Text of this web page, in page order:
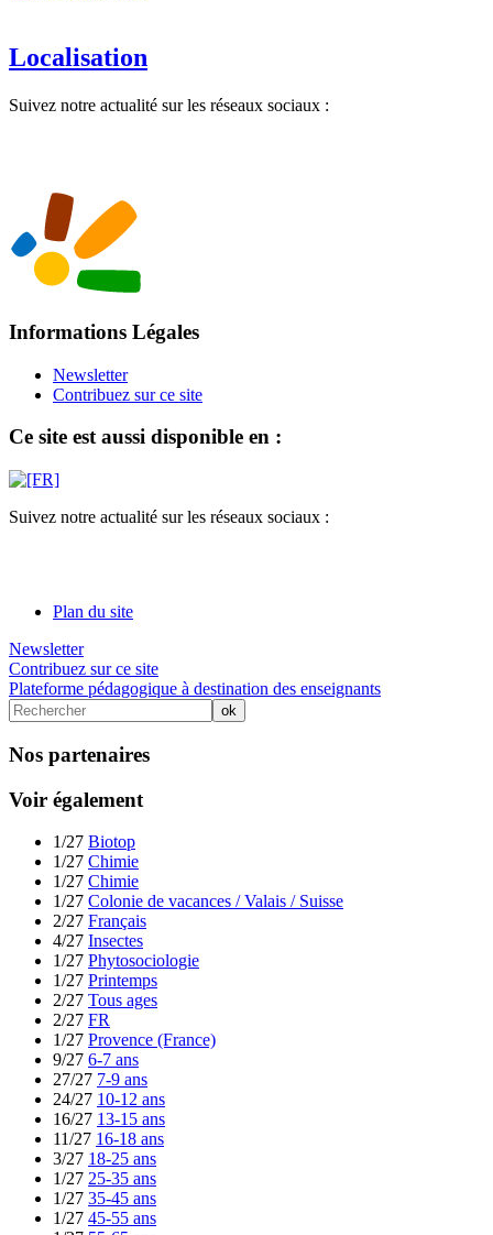
Localisation
Suivez notre actualité sur les réseaux sociaux :
Informations Légales
Newsletter
Contribuez sur ce site
Ce site est aussi disponible en :
Suivez notre actualité sur les réseaux sociaux :
Plan du site
Newsletter
Contribuez sur ce site
Plateforme pédagogique à destination des enseignants
Nos partenaires
Voir également
1/27 Biotop
1/27 Chimie
1/27 Chimie
1/27 Colonie de vacances / Valais / Suisse
2/27 Français
4/27 Insectes
1/27 Phytosociologie
1/27 Printemps
2/27 Tous ages
2/27 FR
1/27 Provence (France)
9/27 6-7 ans
27/27 7-9 ans
24/27 10-12 ans
16/27 13-15 ans
11/27 16-18 ans
3/27 18-25 ans
1/27 25-35 ans
1/27 35-45 ans
1/27 45-55 ans